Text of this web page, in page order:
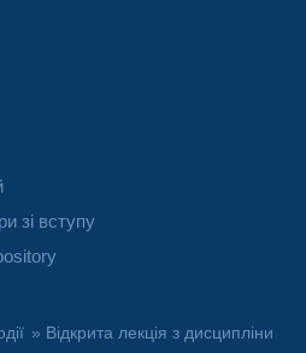
зі вступу
» Відкрита лекція з дисципліни